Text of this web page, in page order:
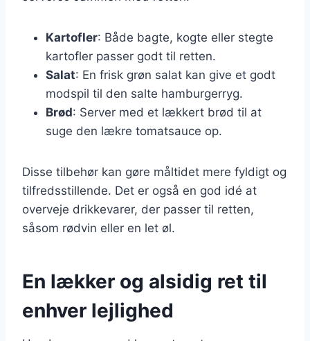
Kartofler: Både bagte, kogte eller stegte
kartofler passer godt til retten.
Salat: En frisk grøn salat kan give et godt
modspil til den salte hamburgerryg.
Brød: Server med et lækkert brød til at
suge den lækre tomatsauce op.
Disse tilbehør kan gøre måltidet mere fyldigt og
tilfredsstillende. Det er også en god idé at
overveje drikkevarer, der passer til retten,
såsom rødvin eller en let øl.
En lækker og alsidig ret til
enhver lejlighed